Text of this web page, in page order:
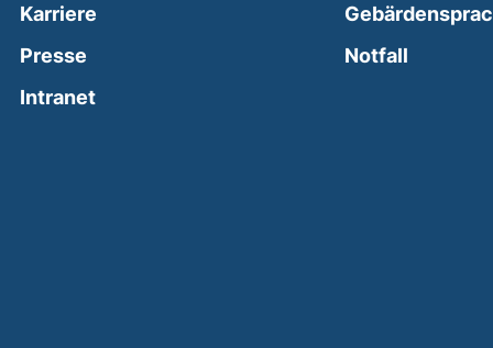
Karriere
Presse
Intranet(external link, opens in a new window)
Notfall